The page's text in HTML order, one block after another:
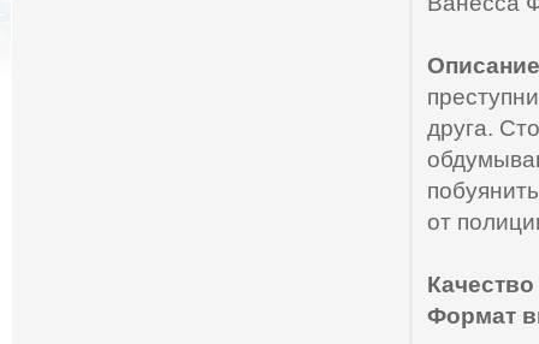
друга.
от
Формат